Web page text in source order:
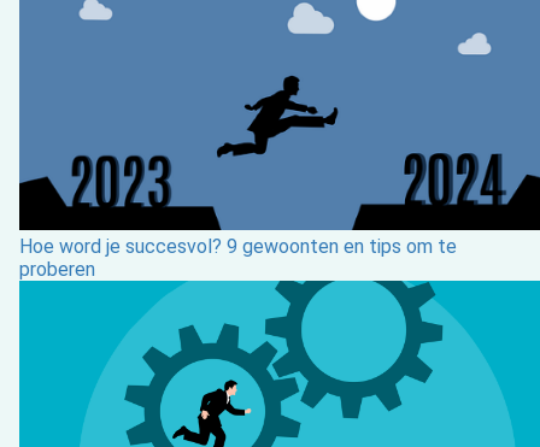
Hoe word je succesvol? 9 gewoonten en tips om te
proberen